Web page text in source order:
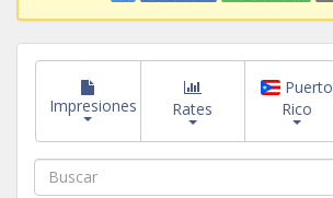
Impresiones Rates
Puerto
Rico